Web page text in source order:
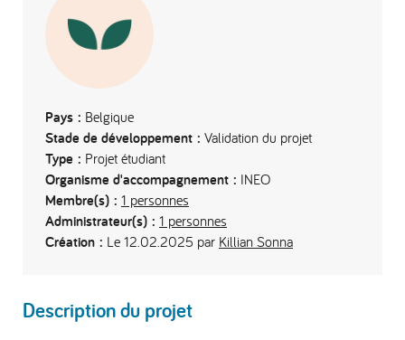
Pays : Belgique
Stade de développement : Validation du projet
Type : Projet étudiant
Organisme d'accompagnement : INEO
Membre(s) : 1 personnes
Administrateur(s) : 1 personnes
Création : Le 12.02.2025 par Killian Sonna
Description du projet